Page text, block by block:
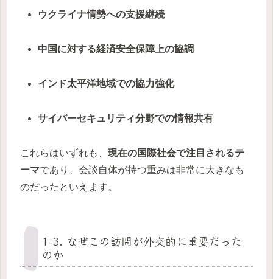
ウクライナ情勢への支援継続
中国に対する経済安全保障上の協調
インド太平洋地域での協力強化
サイバーセキュリティ分野での情報共有
これらはいずれも、 現在の国際社会で注目されるテ
ーマであり、会談自体が持つ重みは非常に大きなも
のだったといえます。
1-3. なぜこの訪問が外交的に重要だった
のか